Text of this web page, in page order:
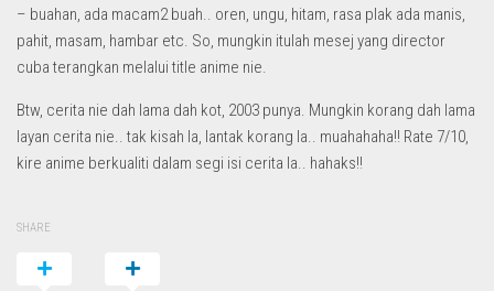
– buahan, ada macam2 buah.. oren, ungu, hitam, rasa plak ada manis,
pahit, masam, hambar etc. So, mungkin itulah mesej yang director
cuba terangkan melalui title anime nie.
Btw, cerita nie dah lama dah kot, 2003 punya. Mungkin korang dah lama
layan cerita nie.. tak kisah la, lantak korang la.. muahahaha!! Rate 7/10,
kire anime berkualiti dalam segi isi cerita la.. hahaks!!
SHARE